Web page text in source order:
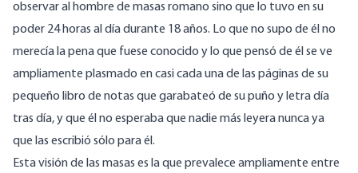
observar al hombre de masas romano sino que lo tuvo en su
poder 24 horas al día durante 18 años. Lo que no supo de él no
merecía la pena que fuese conocido y lo que pensó de él se ve
ampliamente plasmado en casi cada una de las páginas de su
pequeño libro de notas que garabateó de su puño y letra día
tras día, y que él no esperaba que nadie más leyera nunca ya
que las escribió sólo para él.
Esta visión de las masas es la que prevalece ampliamente entre